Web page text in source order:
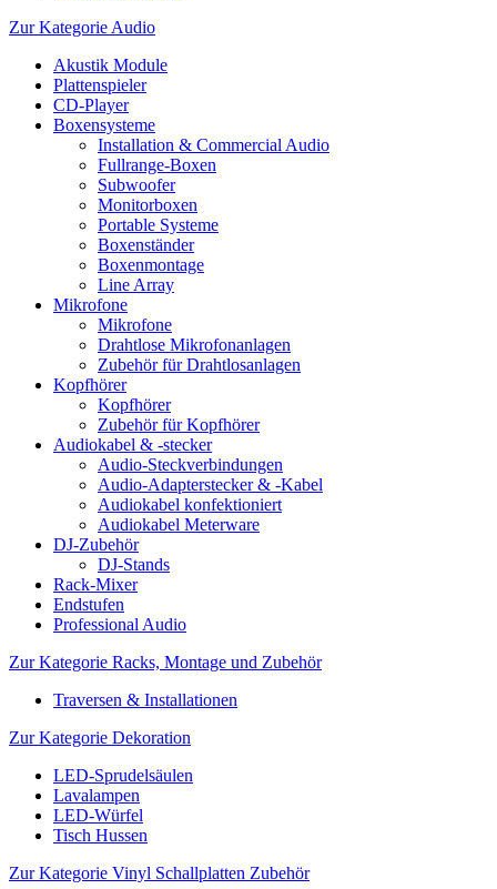
Zur Kategorie Audio
Akustik Module
Plattenspieler
CD-Player
Boxensysteme
Installation & Commercial Audio
Fullrange-Boxen
Subwoofer
Monitorboxen
Portable Systeme
Boxenständer
Boxenmontage
Line Array
Mikrofone
Mikrofone
Drahtlose Mikrofonanlagen
Zubehör für Drahtlosanlagen
Kopfhörer
Kopfhörer
Zubehör für Kopfhörer
Audiokabel & -stecker
Audio-Steckverbindungen
Audio-Adapterstecker & -Kabel
Audiokabel konfektioniert
Audiokabel Meterware
DJ-Zubehör
DJ-Stands
Rack-Mixer
Endstufen
Professional Audio
Zur Kategorie Racks, Montage und Zubehör
Traversen & Installationen
Zur Kategorie Dekoration
LED-Sprudelsäulen
Lavalampen
LED-Würfel
Tisch Hussen
Zur Kategorie Vinyl Schallplatten Zubehör